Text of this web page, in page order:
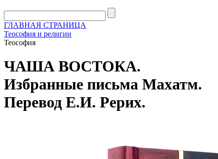
ГЛАВНАЯ СТРАНИЦА
Теософия и религии
Теософия
ЧАША ВОСТОКА.
Избранные письма Махатм.
Перевод Е.И. Рерих.